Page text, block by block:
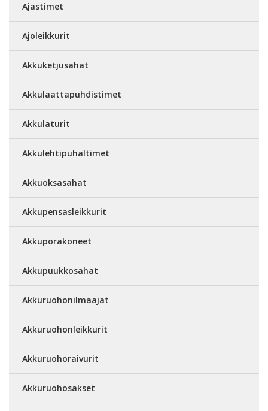
Ajastimet
Ajoleikkurit
Akkuketjusahat
Akkulaattapuhdistimet
Akkulaturit
Akkulehtipuhaltimet
Akkuoksasahat
Akkupensasleikkurit
Akkuporakoneet
Akkupuukkosahat
Akkuruohonilmaajat
Akkuruohonleikkurit
Akkuruohoraivurit
Akkuruohosakset